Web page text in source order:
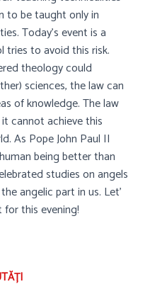
to be taught only in
Today’s event is a
tries to avoid this risk.
theology could
sciences, the law can
of knowledge. The law
cannot achieve this
As Pope John Paul II
being better than
studies on angels
angelic part in us. Let’
this evening!